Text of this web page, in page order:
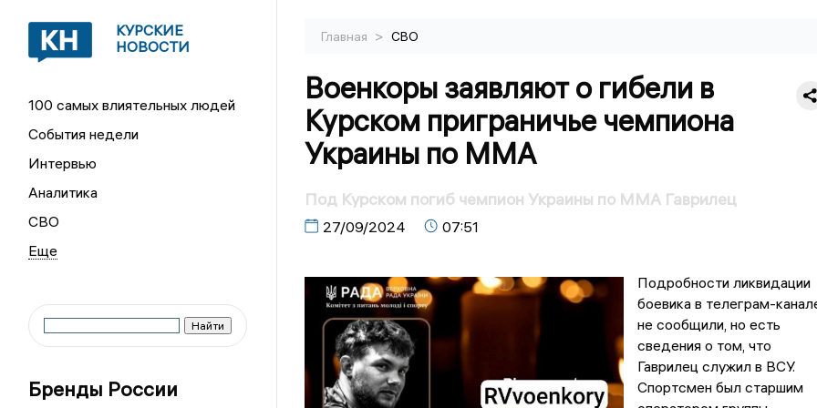
КУРСКИЕ
НОВОСТИ
100 самых влиятельных людей
События недели
Интервью
Аналитика
СВО
Бренды России
Главная > СВО
Военкоры заявляют о гибели в
Курском приграничье чемпиона
Украины по ММА
Под Курском погиб чемпион Украины по ММА Гаврилец
27/09/2024 07:51
Подробности ликвидации
боевика в телеграм-
не сообщили, но есть
сведения о том, что
Гаврилец служил в ВСУ.
Спортсмен был старшим